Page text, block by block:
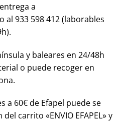
a
al 933 598 412 (laborables
y baleares en 24/48h
o puede recoger en
a 60€ de Efapel puede se
del carrito «ENVIO EFAPEL» y